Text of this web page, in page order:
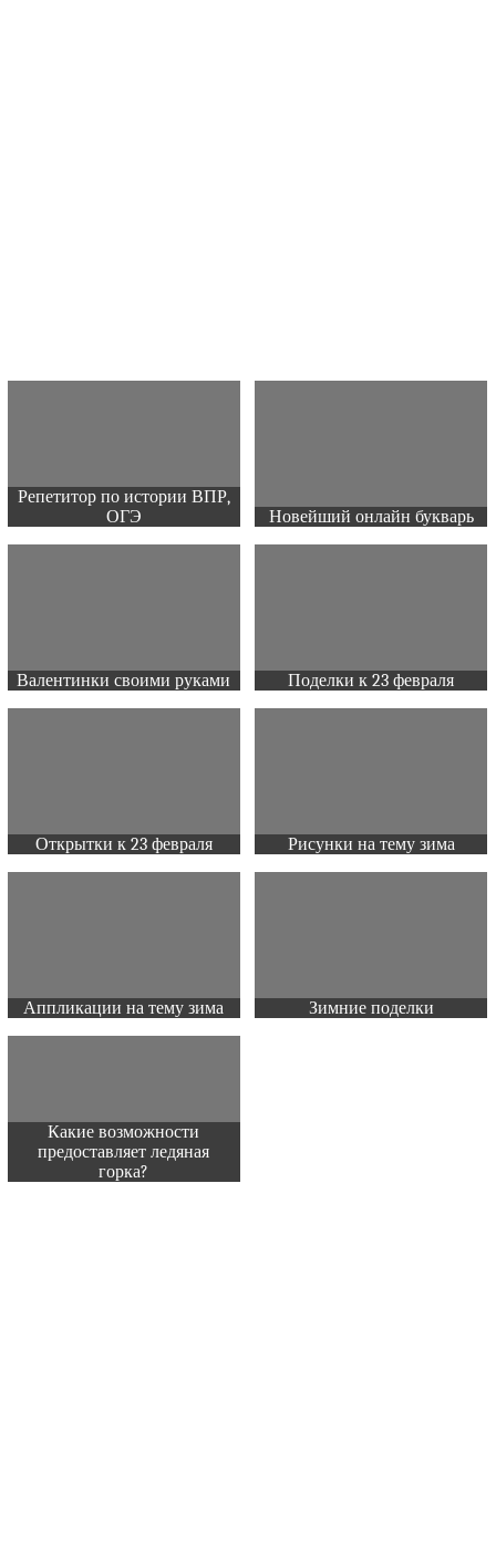
Репетитор по истории ВПР,
ОГЭ
Новейший онлайн букварь
Валентинки своими руками Поделки к 23 февраля
Открытки к 23 февраля Рисунки на тему зима
Аппликации на тему зима Зимние поделки
Какие возможности
предоставляет ледяная
горка?